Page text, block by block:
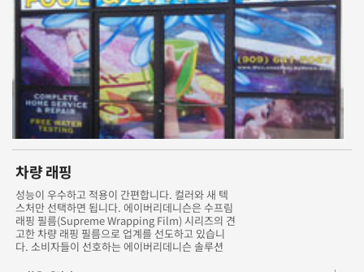
차량 래핑
성능이 우수하고 적용이 간편합니다. 컬러와 새 텍
스처만 선택하면 됩니다. 에이버리데니슨은 수프림
래핑 필름(Supreme Wrapping Film) 시리즈의 견
고한 차량 래핑 필름으로 업계를 선도하고 있습니
다. 소비자들이 선호하는 에이버리데니슨 솔루션